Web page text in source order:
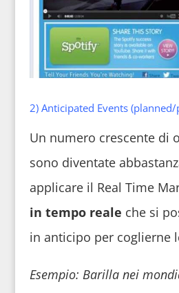
2) Anticipated Events
Un numero crescente di
sono diventate
applicare il Real Time
in tempo reale che si
in anticipo per coglierne
Esempio: Barilla nei